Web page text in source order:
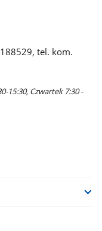
tel. kom.
15:30, Czwartek 7:30 -